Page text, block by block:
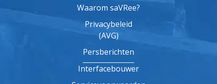
Waarom saVRee?
Privacybeleid
(AVG)
Persberichten
Interfacebouwer